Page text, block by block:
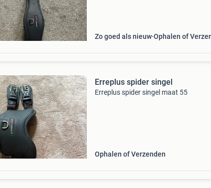
Zo goed als nieuw Ophalen of
Erreplus spider singel
Erreplus spider singel maat 55
Ophalen of Verzenden